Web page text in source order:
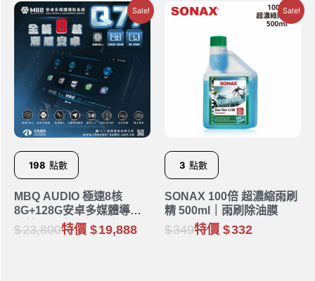
Sale!
198 點數
MBQ AUDIO 極速8核
8G+128G安卓多媒體導航
系統 Q77｜9吋 10吋
23,800特價 19,888
Sale!
3 點數
SONAX 100倍 超濃縮雨刷
精 500ml｜雨刷除油膜
349特價 332